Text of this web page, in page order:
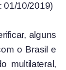
01/10/2019)
alguns
o Brasil e
multilateral,